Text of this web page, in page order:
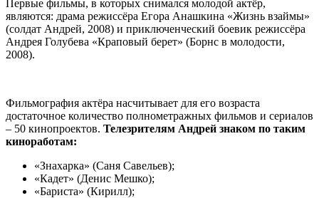
Первые фильмы, в которых снимался молодой актёр,
являются: драма режиссёра Егора Анашкина «Жизнь взаймы»
(солдат Андрей, 2008) и приключенческий боевик режиссёра
Андрея Голубева «Краповый берет» (Борнс в молодости,
2008).
Фильмография актёра насчитывает для его возраста
достаточное количество полнометражных фильмов и сериалов
– 50 кинопроектов. Телезрителям Андрей знаком по таким
киноработам:
«Знахарка» (Саня Савельев);
«Кадет» (Денис Мешко);
«Бариста» (Кирилл);